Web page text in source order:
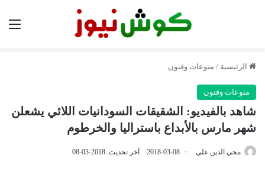
الرئيسية / منوعات وفنون
منوعات وفنون
شاهد بالفيديو: الشقيقات السودانيات اللائي يشعلن
شهر مارس بالأبداع باستراليا والخرطوم
محي الدين علي 2018-03-08 آخر تحديث: 2018-03-08